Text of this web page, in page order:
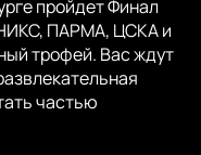
пройдет Финал
ПАРМА, ЦСКА и
трофей. Вас ждут
частью